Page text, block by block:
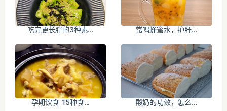
吃完更长胖的3种素... 常喝蜂蜜水，护肝...
孕期饮食 15种食... 酸奶的功效，怎么...